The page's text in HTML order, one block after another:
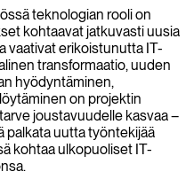
yritysten kanssa
ja räätälöityjä IT-
ja liiketoiminnan kasvua.
teknologian rooli on
kohtaavat jatkuvasti uusia
vaativat erikoistunutta IT-
transformaatio, uuden
hyödyntäminen,
on projektin
joustavuudelle kasvaa –
palkata uutta työntekijää
kohtaa ulkopuoliset IT-